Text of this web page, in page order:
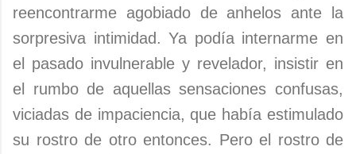
reencontrarme agobiado de anhelos ante la
sorpresiva intimidad. Ya podía internarme en
el pasado invulnerable y revelador, insistir en
el rumbo de aquellas sensaciones confusas,
viciadas de impaciencia, que había estimulado
su rostro de otro entonces. Pero el rostro de